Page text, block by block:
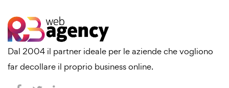
Dal 2004 il partner ideale per le aziende che vogliono
far decollare il proprio business online.